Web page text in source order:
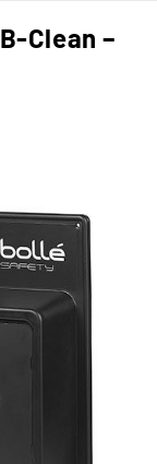
Clean –